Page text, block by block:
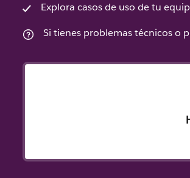
Explora casos de uso de tu
Si tienes problemas técnicos o